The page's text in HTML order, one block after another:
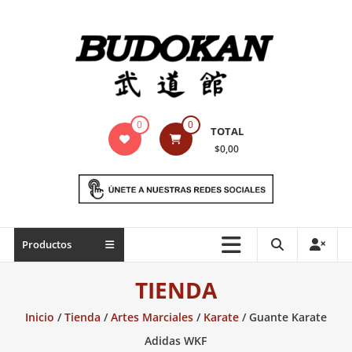
Indumentaria
marciales
Todo
necesario
de
0 0 TOTAL
$0,00
Productos
TIENDA
Inicio /Tienda /Artes Marciales/ Karate/ Guante Karate
Adidas WKF